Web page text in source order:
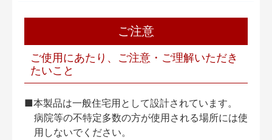
ご注意
ご使用にあたり、ご注意・ご理解いただき
たいこと
■本製品は一般住宅用として設計されています。
病院等の不特定多数の方が使用される場所には使
用しないでください。